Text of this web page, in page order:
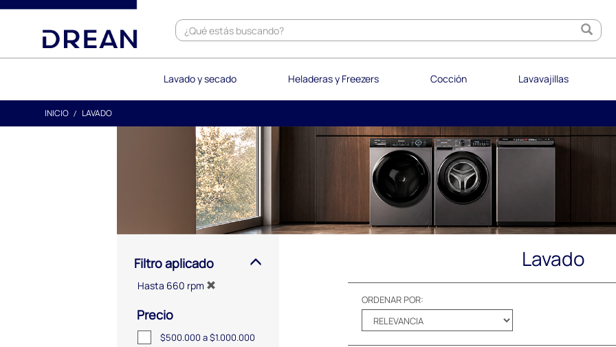
text.skipToContent
text.skipToNavigation
Lavado y secado Heladeras y Freezers Cocción Lavavajillas
INICIO LAVADO
Filtro aplicado
Hasta 660 rpm
Precio
$500.000 a $1.000.000
Lavado
ORDENAR POR: